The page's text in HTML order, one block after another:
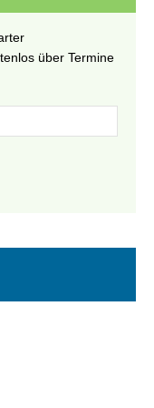
über Termine